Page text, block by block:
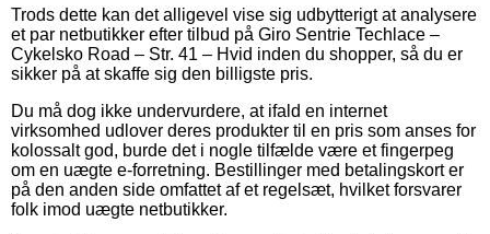
Trods dette kan det alligevel vise sig udbytterigt at analysere
et par netbutikker efter tilbud på Giro Sentrie Techlace –
Cykelsko Road – Str. 41 – Hvid inden du shopper, så du er
sikker på at skaffe sig den billigste pris.
Du må dog ikke undervurdere, at ifald en internet
virksomhed udlover deres produkter til en pris som anses for
kolossalt god, burde det i nogle tilfælde være et fingerpeg
om en uægte e-forretning. Bestillinger med betalingskort er
på den anden side omfattet af et regelsæt, hvilket forsvarer
folk imod uægte netbutikker.